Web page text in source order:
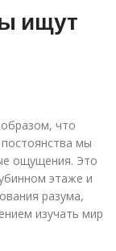
ищут
что
мы
ощущения. Это
этаже и
разума,
изучать мир